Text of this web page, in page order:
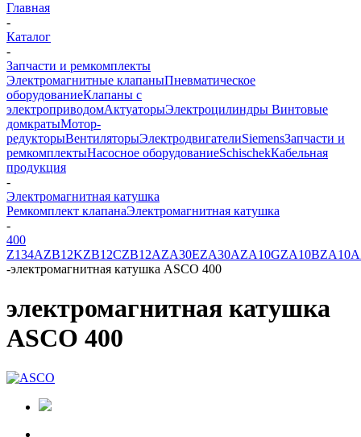
Главная
-
Каталог
-
Запчасти и ремкомплекты
Электромагнитные клапаныПневматическое
оборудованиеКлапаны с
электроприводомАктуаторыЭлектроцилиндры Винтовые
домкратыМотор-
редукторыВентиляторыЭлектродвигателиSiemensЗапчасти и
ремкомплектыНасосное оборудованиеSchischekКабельная
продукция
-
Электромагнитная катушка
Ремкомплект клапанаЭлектромагнитная катушка
-
400
Z134AZB12KZB12CZB12AZA30EZA30AZA10GZA10BZA10A
-электромагнитная катушка ASCO 400
электромагнитная катушка
ASCO 400